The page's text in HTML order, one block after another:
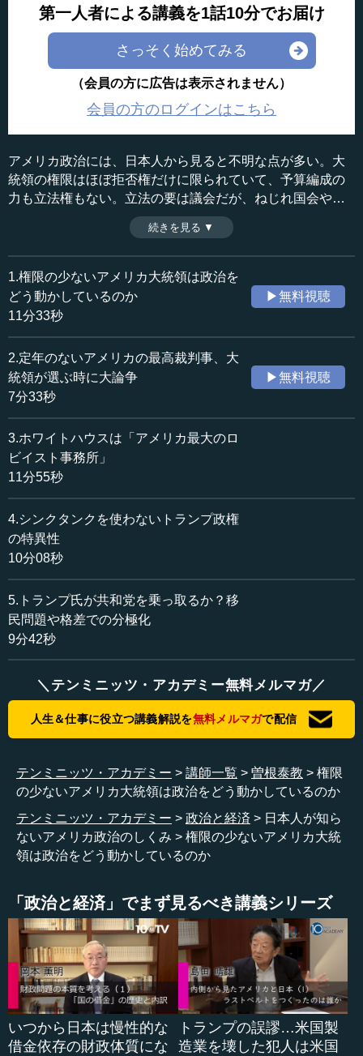
第一人者による講義を1話10分でお届け
さっそく始めてみる
（会員の方に広告は表示されません）
会員の方のログインはこちら
アメリカ政治には、日本人から見ると不明な点が多い。大
統領の権限はほぼ拒否権だけに限られていて、予算編成の
力も立法権もない。立法の要は議会だが、ねじれ国会や分
裂政府に悩み、最近では妥協案をつくる柔軟性に欠けてき
た。三権が互いに「チェック＆チェック」しているのが実
態のようだ。（全5話中第1話）
※インタビュアー：川上達史（テンミニッツTV編集長）
収録日：2020年8月27日
追加日：2020年9月30日
カテゴリー：
国際
アメリカ
≪全文≫
●アメリカ大統領には権限がない
リカ政治の政策決定過程について教えていただく講義を、
これからお聞きしたいと思います。先生、どうぞよろしく
お願いいたします。
2020年11月に大統領選挙もございまして、ちょうど今ア
メリカ政治に対する関心も高まっているかと思います。た
だ、日本人は、アメリカ政治が具体的な政策決定としてど
う動いていくかということを、案外知らないとも思ってお
りまして、ぜひそこをお聞きできればと思います。
まずは、大統領です。大統領という存在について、日本
はどうなのでしょうか。
曽根 一般イメージと違って、アメリカ大統領には権限が
―― 権限がないのですね。
曽根 権限がない。教科書的な説明でいくと、われわれは
よく「三権分立」といいますね。三権分立によるチェック
＆バランスという言葉も聞いていると思います。それでい
―― 立法権もなければ、予算もつくれないということで
すね。
●大統領の巨大な権限は「ノーと言う」拒否権
曽根 では何をするかというと、議会に対して教書を送っ
て、「こういうことをやりたいです。それに従って立法し
続きを見る ▼
1.権限の少ないアメリカ大統領は政治を
どう動かしているのか
11分33秒
▶無料視聴
2.定年のないアメリカの最高裁判事、大
統領が選ぶ時に大論争
7分33秒
▶無料視聴
3.ホワイトハウスは「アメリカ最大のロ
ビイスト事務所」
11分55秒
4.シンクタンクを使わないトランプ政権
の特異性
10分08秒
5.トランプ氏が共和党を乗っ取るか？移
民問題や格差での分極化
9分42秒
＼テンミニッツ・アカデミー無料メルマガ／
人生＆仕事に役立つ講義解説を無料メルマガで配信
テンミニッツ・アカデミー 講師一覧 曽根泰教
権限
の少ないアメリカ大統領は政治をどう動かしているのか
テンミニッツ・アカデミー
政治と経済
日本人が知ら
ないアメリカ政治のしくみ
権限の少ないアメリカ大統
領は政治をどう動かしているのか
「政治と経済」でまず見るべき講義シリーズ
いつから日本は慢性的な
借金依存の財政体質にな
トランプの誤謬…米国製
造業を壊した犯人は米国